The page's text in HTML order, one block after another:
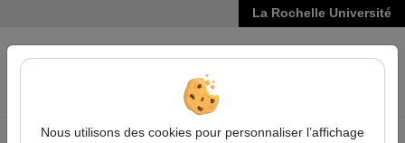
La Rochelle Université
VIDÉOS
Nous utilisons des cookies pour personnaliser l’affichage